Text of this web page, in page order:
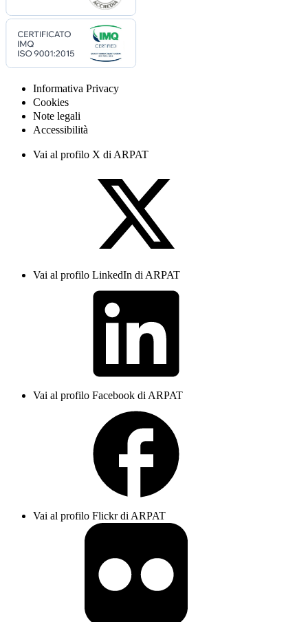
Informativa Privacy
Cookies
Note legali
Accessibilità
Vai al profilo X di ARPAT
Vai al profilo LinkedIn di ARPAT
Vai al profilo Facebook di ARPAT
Vai al profilo Flickr di ARPAT